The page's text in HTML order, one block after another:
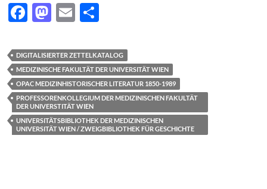
F
e
b
o
o
k
M
to
d
o
n
E
ail le
n
DIGITALISIERTER ZETTELKATALOG
MEDIZINISCHE FAKULTÄT DER UNIVERSITÄT WIEN
OPAC MEDIZINHISTORISCHER LITERATUR 1850-1989
PROFESSORENKOLLEGIUM DER MEDIZINISCHEN FAKULTÄT
DER UNIVERSTITÄT WIEN
UNIVERSITÄTSBIBLIOTHEK DER MEDIZINISCHEN
UNIVERSITÄT WIEN / ZWEIGBIBLIOTHEK FÜR GESCHICHTE